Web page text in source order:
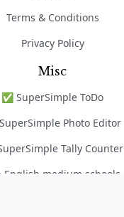
Terms & Conditions
Privacy Policy
Misc
✅ SuperSimple ToDo
Photo Editor
Tally Counter
English medium schools